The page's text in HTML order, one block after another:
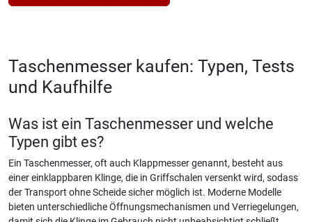
Taschenmesser kaufen: Typen, Tests
und Kaufhilfe
Was ist ein Taschenmesser und welche
Typen gibt es?
Ein Taschenmesser, oft auch Klappmesser genannt, besteht aus
einer einklappbaren Klinge, die in Griffschalen versenkt wird, sodass
der Transport ohne Scheide sicher möglich ist. Moderne Modelle
bieten unterschiedliche Öffnungsmechanismen und Verriegelungen,